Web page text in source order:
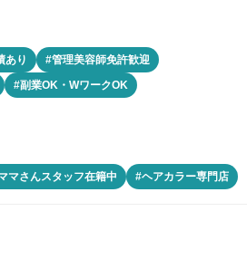
あり
#管理美容師免許歓迎
#副業OK・WワークOK
マさんスタッフ在籍中 #ヘアカラー専門店